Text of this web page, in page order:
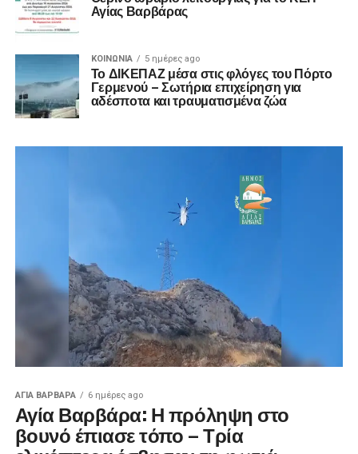
Αγίας Βαρβάρας
ΚΟΙΝΩΝΊΑ 5 ημέρες ago
Το ΔΙΚΕΠΑΖ μέσα στις φλόγες του Πόρτο
Γερμενού – Σωτήρια επιχείρηση για
αδέσποτα και τραυματισμένα ζώα
ΑΓΙΑ ΒΑΡΒΑΡΑ 6 ημέρες ago
Αγία Βαρβάρα: Η πρόληψη στο
βουνό έπιασε τόπο – Τρία